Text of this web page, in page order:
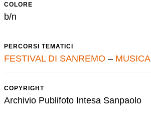
COLORE
b/n
PERCORSI TEMATICI
FESTIVAL DI SANREMO – MUSICA
COPYRIGHT
Archivio Publifoto Intesa Sanpaolo